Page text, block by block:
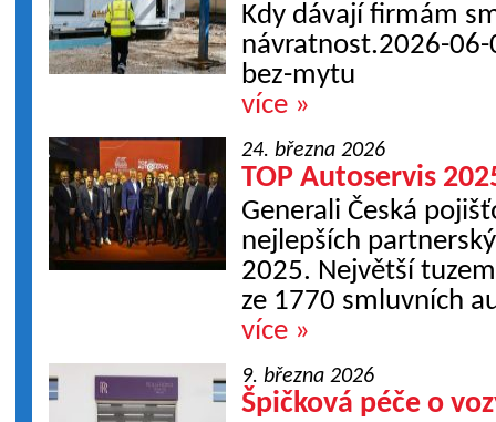
Kdy dávají firmám
návratnost.2026-
bez-mytu
více »
24. března 2026
TOP Autoservis
Generali Česká
nejlepších
2025. Největší
ze 1770 smluvních
více »
9. března 2026
Špičková péče o